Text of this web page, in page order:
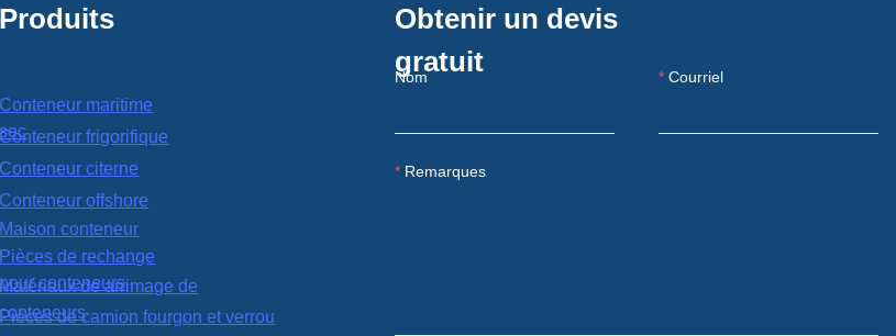
Nom Courriel
Remarques
Produits
Conteneur maritime
sec
Conteneur frigorifique
Conteneur citerne
Conteneur offshore
Maison conteneur
Pièces de rechange
pour conteneurs
Matériaux de arrimage de
conteneurs
Pièces de camion fourgon et verrou
Obtenir un devis
gratuit